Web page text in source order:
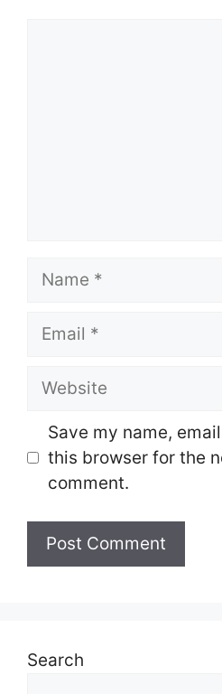
Name
Email
Website
Save my name,
this browser for the
comment.
Search